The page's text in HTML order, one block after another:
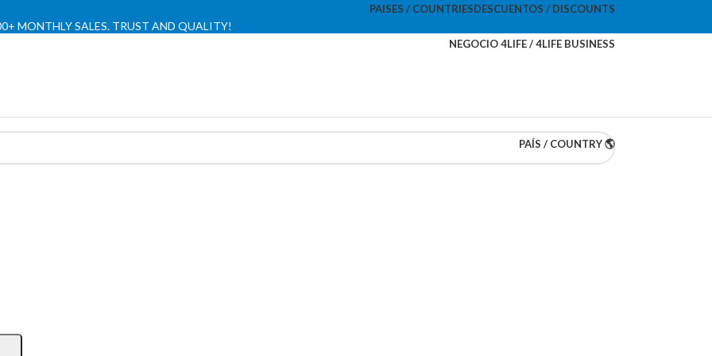
PAISES / COUNTRIESDESCUENTOS / DISCOUNTS
MONTHLY SALES. TRUST AND QUALITY!
NEGOCIO 4LIFE / 4LIFE BUSINESS
PAÍS / COUNTRY 🌎